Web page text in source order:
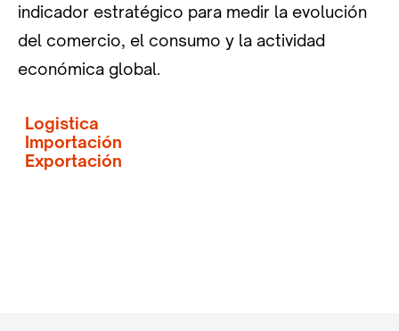
indicador estratégico para medir la evolución
del comercio, el consumo y la actividad
económica global.
Logistica
Importación
Exportación